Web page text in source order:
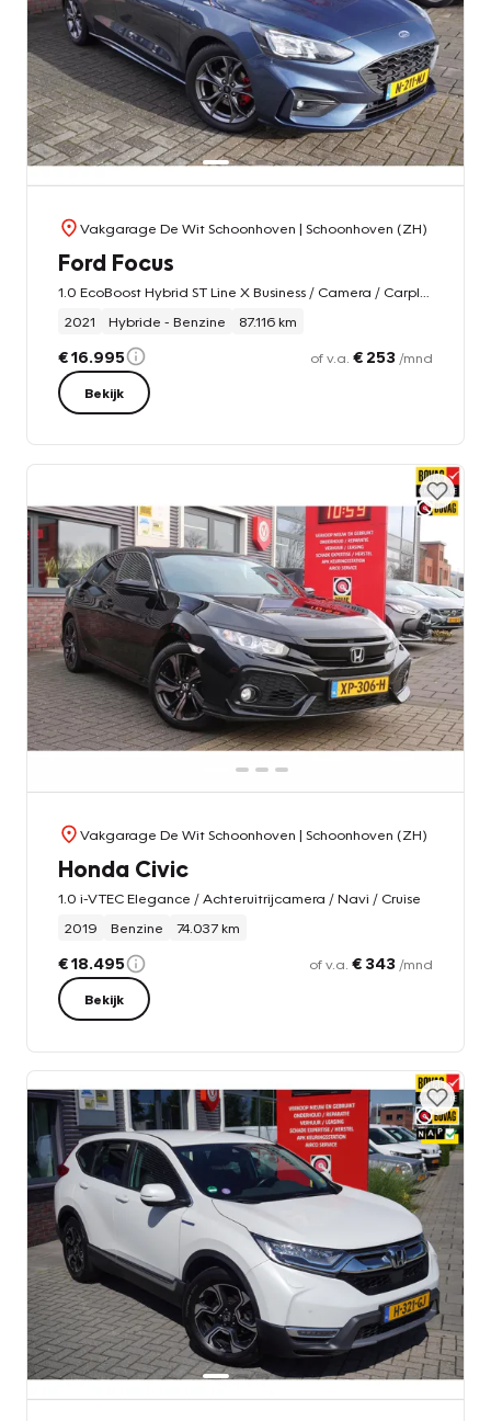
Vakgarage De Wit Schoonhoven | Schoonhoven (ZH)
Ford Focus
2021
Hybride - Benzine 87.116 km
€ 16.995 of v.a. € 253 /mnd
Bekijk
Vakgarage De Wit Schoonhoven | Schoonhoven (ZH)
Honda Civic
1.0 i-VTEC Elegance / Achteruitrijcamera / Navi / Cruise
2019
Benzine 74.037 km
€ 18.495 of v.a. € 343 /mnd
Bekijk